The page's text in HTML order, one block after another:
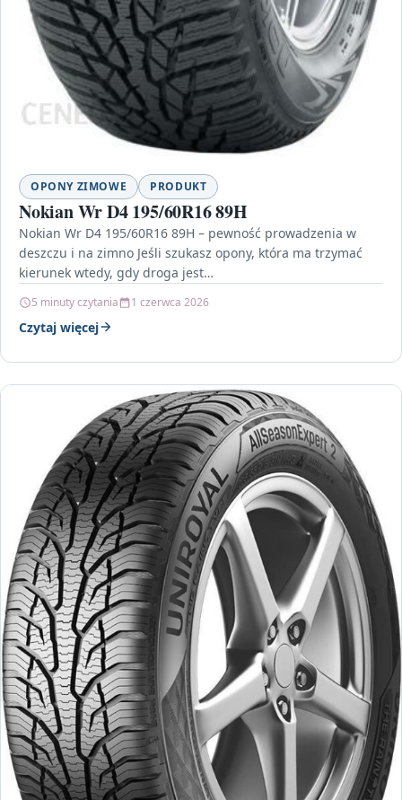
OPONY ZIMOWE PRODUKT
Nokian Wr D4 195/60R16 89H
Nokian Wr D4 195/60R16 89H – pewność prowadzenia w
deszczu i na zimno Jeśli szukasz opony, która ma trzymać
kierunek wtedy, gdy droga jest…
5 minuty czytania 1 czerwca 2026
Czytaj więcej